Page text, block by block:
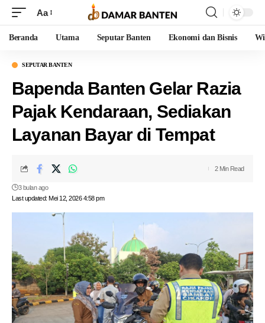
Aa
Beranda Utama Seputar Banten Ekonomi dan Bisnis
SEPUTAR BANTEN
Bapenda Banten Gelar Razia
Pajak Kendaraan, Sediakan
Layanan Bayar di Tempat
Last updated: Mei 12, 2026 4:58 pm
3 bulan ago
2 Min Read